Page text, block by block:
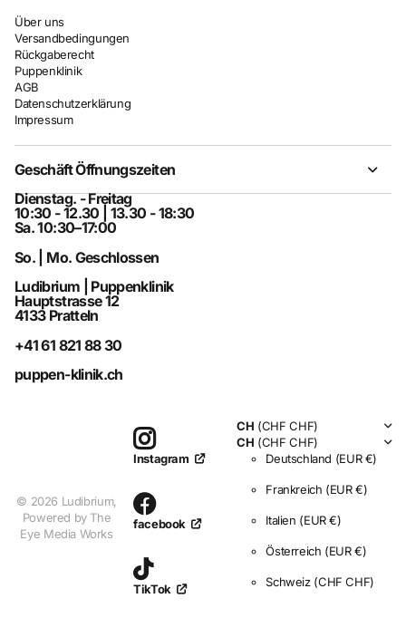
Über uns
Versandbedingungen
Rückgaberecht
Puppenklinik
AGB
Datenschutzerklärung
Impressum
Geschäft Öffnungszeiten
Dienstag. - Freitag
10:30 - 12.30 | 13.30 - 18:30
Sa. 10:30–17:00
So. | Mo. Geschlossen
Ludibrium | Puppenklinik
Hauptstrasse 12
4133 Pratteln
+41 61 821 88 30
puppen-klinik.ch
© 2026 Ludibrium,
Powered by The
Eye Media Works
Instagram
facebook
TikTok
CH (CHF CHF)
CH (CHF CHF)
Deutschland (EUR €)
Frankreich (EUR €)
Italien (EUR €)
Österreich (EUR €)
Schweiz (CHF CHF)